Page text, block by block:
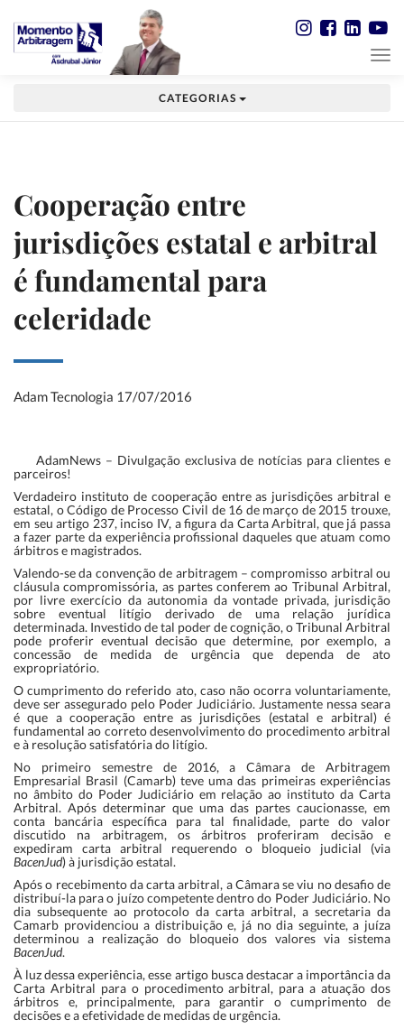
CATEGORIAS
Cooperação entre
jurisdições estatal e arbitral
é fundamental para
celeridade
Adam Tecnologia 17/07/2016
AdamNews– Divulgação exclusiva de notícias para clientes e
parceiros!
Verdadeiro instituto de cooperação entre as jurisdições arbitral e
estatal, o Código de Processo Civil de 16 de março de 2015 trouxe,
em seu artigo 237, inciso IV, a figura da Carta Arbitral, que já passa
a fazer parte da experiência profissional daqueles que atuam como
árbitros e magistrados.
Valendo-se da convenção de arbitragem – compromisso arbitral ou
cláusula compromissória, as partes conferem ao Tribunal Arbitral,
por livre exercício da autonomia da vontade privada, jurisdição
sobre eventual litígio derivado de uma relação jurídica
determinada. Investido de tal poder de cognição, o Tribunal Arbitral
pode proferir eventual decisão que determine, por exemplo, a
concessão de medida de urgência que dependa de ato
expropriatório.
O cumprimento do referido ato, caso não ocorra voluntariamente,
deve ser assegurado pelo Poder Judiciário. Justamente nessa seara
é que a cooperação entre as jurisdições (estatal e arbitral) é
fundamental ao correto desenvolvimento do procedimento arbitral
e à resolução satisfatória do litígio.
No primeiro semestre de 2016, a Câmara de Arbitragem
Empresarial Brasil (Camarb) teve uma das primeiras experiências
no âmbito do Poder Judiciário em relação ao instituto da Carta
Arbitral. Após determinar que uma das partes caucionasse, em
conta bancária específica para tal finalidade, parte do valor
discutido na arbitragem, os árbitros proferiram decisão e
expediram carta arbitral requerendo o bloqueio judicial (via
BacenJud) à jurisdição estatal.
Após o recebimento da carta arbitral, a Câmara se viu no desafio de
distribuí-la para o juízo competente dentro do Poder Judiciário. No
dia subsequente ao protocolo da carta arbitral, a secretaria da
Camarb providenciou a distribuição e, já no dia seguinte, a juíza
determinou a realização do bloqueio dos valores via sistema
BacenJud.
À luz dessa experiência, esse artigo busca destacar a importância da
Carta Arbitral para o procedimento arbitral, para a atuação dos
árbitros e, principalmente, para garantir o cumprimento de
decisões e a efetividade de medidas de urgência.